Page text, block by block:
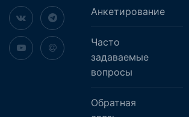
Анкетирование
Часто
задаваемые
вопросы
Обратная